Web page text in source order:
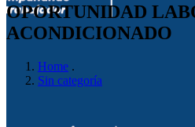
OPORTUNIDAD
ACONDICIONADO
Home .
Sin categoría